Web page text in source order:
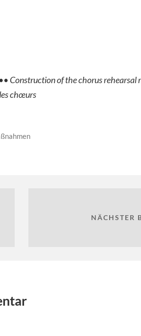
Construction of the chorus rehearsal
chœurs
NÄCHSTER